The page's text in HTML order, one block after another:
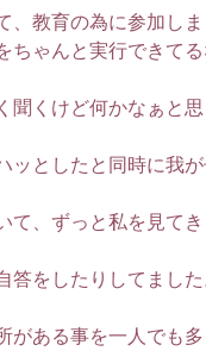
教育の為に参加しま
ちゃんと実行できて
聞くけど何かなぁと
ッとしたと同時に我
て、ずっと私を見て
をしたりしてました
がある事を一人でも